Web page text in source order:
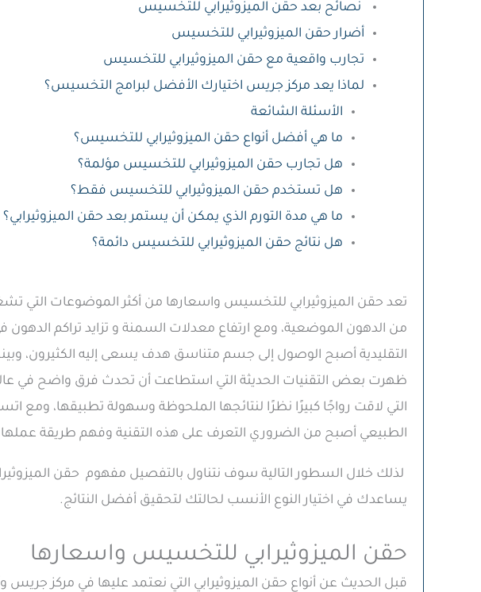
نصائح بعد حقن الميزوثيرابي للتخسيس
أضرار حقن الميزوثيرابي للتخسيس
تجارب واقعية مع حقن الميزوثيرابي للتخسيس
لماذا يعد مركز جريس اختيارك الأفضل لبرامج التخسيس؟
الأسئلة الشائعة
ما هي أفضل أنواع حقن الميزوثيرابي للتخسيس؟
هل تجارب حقن الميزوثيرابي للتخسيس مؤلمة؟
هل تستخدم حقن الميزوثيرابي للتخسيس فقط؟
ما هي مدة التورم الذي يمكن أن يستمر بعد حقن الميزوثيرابي؟
هل نتائج حقن الميزوثيرابي للتخسيس دائمة؟
تعد حقن الميزوثيرابي للتخسيس واسعارها من أكثر الموضوعات التي
من الدهون الموضعية، ومع ارتفاع معدلات السمنة و تزايد تراكم
التقليدية أصبح الوصول إلى جسم متناسق هدف يسعى إليه الكثيرون،
ظهرت بعض التقنيات الحديثة التي استطاعت أن تحدث فرق واضح في
التي لاقت رواجًا كبيرًا نظرًا لنتائجها الملحوظة وسهولة تطبيقها، ومع
الطبيعي أصبح من الضروري التعرف على هذه التقنية وفهم طريقة
لذلك خلال السطور التالية سوف نتناول بالتفصيل مفهوم حقن
يساعدك في اختيار النوع الأنسب لحالتك لتحقيق أفضل النتائج.
حقن الميزوثيرابي للتخسيس واسعارها
قبل الحديث عن أنواع حقن الميزوثيرابي التي نعتمد عليها في مركز جريس